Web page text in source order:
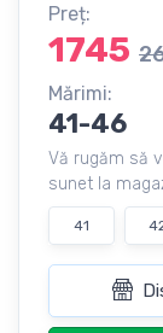
Preț:
1745
Mărimi:
41-46
Vă rugăm să
sunet la
41